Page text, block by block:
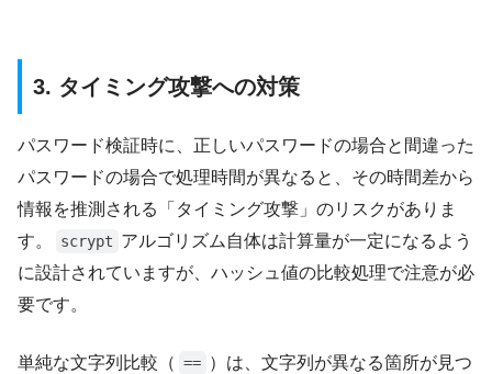
3. タイミング攻撃への対策
パスワード検証時に、正しいパスワードの場合と間違った
パスワードの場合で処理時間が異なると、その時間差から
情報を推測される「タイミング攻撃」のリスクがありま
す。
scrypt アルゴリズム自体は計算量が一定になるよう
に設計されていますが、ハッシュ値の比較処理で注意が必
要です。
単純な文字列比較（ == ）は、文字列が異なる箇所が見つ